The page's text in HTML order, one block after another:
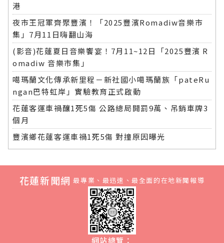
港
夜市王冠軍齊聚豐濱！「2025豐濱Romadiw音樂市
集」7月11日嗨翻山海
(影音)花蓮夏日音樂饗宴！7月11~12日「2025豐濱 R
omadiw 音樂市集」
噶瑪蘭文化傳承新里程－新社國小噶瑪蘭族「pateRu
ngan巴特虹岸」實驗教育正式啟動
花蓮客運車禍釀1死5傷 公路總局開罰9萬、吊銷車牌3
個月
豐濱鄉花蓮客運車禍1死5傷 對撞原因曝光
花蓮新聞網 最專業、最迅速、最全面的在地新聞報導
網站總覽：